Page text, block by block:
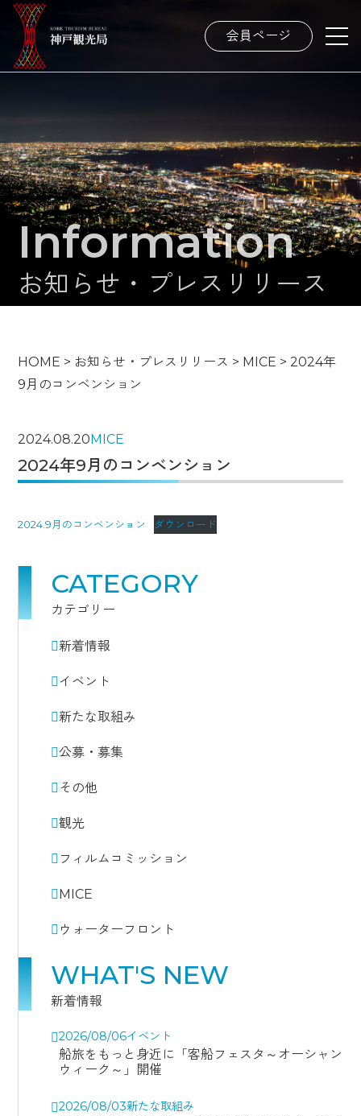
会員ページ
Information
お知らせ・プレスリリース
HOME > お知らせ・プレスリリース > MICE >2024年
9月のコンベンション
2024.08.20MICE
2024年9月のコンベンション
2024.9月のコンベンション ダウンロード
CATEGORY
カテゴリー
新着情報
イベント
新たな取組み
公募・募集
その他
観光
フィルムコミッション
MICE
ウォーターフロント
WHAT'S NEW
新着情報
2026/08/06イベント
船旅をもっと身近に「客船フェスタ～オーシャン
ウィーク～」開催
2026/08/03新たな取組み